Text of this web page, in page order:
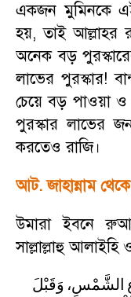
একজন মুমিনকে
হয়,তাই আল্লাহর
অনেক বড়
লাভের পুরস্কার!
চেয়ে বড় পাওয়া
পুরস্কার লাভের
করতেও রাজি।
আট. জাহান্নাম
উমারা ইবনে
সাল্লাল্লাহু
الشَّمْسِ، وَقَبْلَ